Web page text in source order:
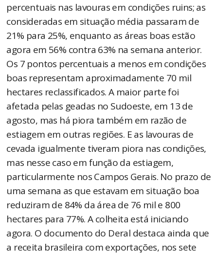
percentuais nas lavouras em condições ruins; as
consideradas em situação média passaram de
21% para 25%, enquanto as áreas boas estão
agora em 56% contra 63% na semana anterior.
Os 7 pontos percentuais a menos em condições
boas representam aproximadamente 70 mil
hectares reclassificados. A maior parte foi
afetada pelas geadas no Sudoeste, em 13 de
agosto, mas há piora também em razão de
estiagem em outras regiões. E as lavouras de
cevada igualmente tiveram piora nas condições,
mas nesse caso em função da estiagem,
particularmente nos Campos Gerais. No prazo de
uma semana as que estavam em situação boa
reduziram de 84% da área de 76 mil e 800
hectares para 77%. A colheita está iniciando
agora. O documento do Deral destaca ainda que
a receita brasileira com exportações, nos sete